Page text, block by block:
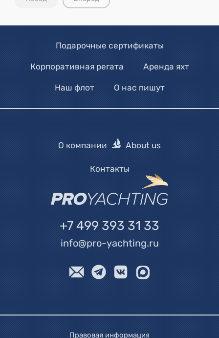
Подарочные сертификаты
Корпоративная регата Аренда яхт
Наш флот О нас пишут
О компании About us
Контакты
+7 499 393 31 33
info@pro-yachting.ru
Правовая информация